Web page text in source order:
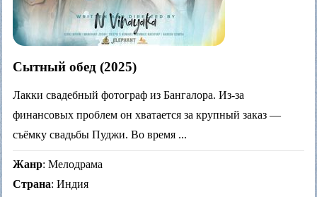
Сытный обед (2025)
Лакки свадебный фотограф из Бангалора. Из‑за
финансовых проблем он хватается за крупный заказ —
съёмку свадьбы Пуджи. Во время ...
Жанр: Мелодрама
Страна: Индия